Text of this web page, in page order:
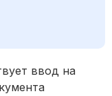
ввод на